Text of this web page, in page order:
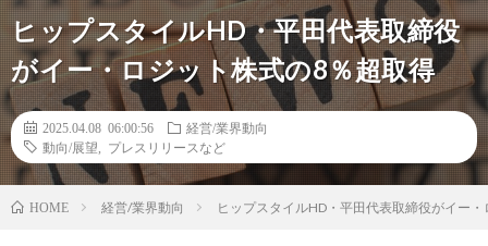
ヒップスタイルHD・平田代表取締役
がイー・ロジット株式の8％超取得
2025.04.08 06:00:56
経営/業界動向
動向/展望
プレスリリースなど
HOME 経営/業界動向 ヒップスタイルHD・平田代表取締役がイー